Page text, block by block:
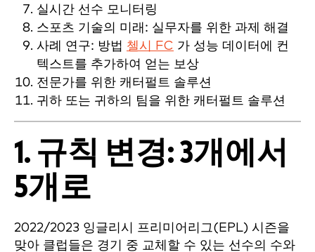
실시간 선수 모니터링
스포츠 기술의 미래: 실무자를 위한 과제 해결
사례 연구: 방법 첼시 FC 가 성능 데이터에 컨
텍스트를 추가하여 얻는 보상
전문가를 위한 캐터펄트 솔루션
귀하 또는 귀하의 팀을 위한 캐터펄트 솔루션
1. 규칙 변경: 3개에서
5개로
2022/2023 잉글리시 프리미어리그(EPL) 시즌을
맞아 클럽들은 경기 중 교체할 수 있는 선수의 수와